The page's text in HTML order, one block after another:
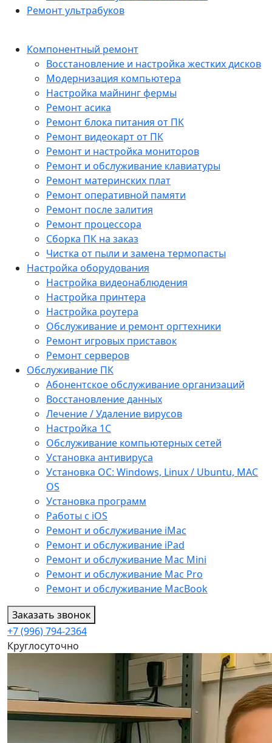
Ремонт ультрабуков
Компонентный ремонт
Восстановление и настройка жестких дисков
Модернизация компьютера
Настройка майнинг фермы
Ремонт асика
Ремонт блока питания от ПК
Ремонт видеокарт от ПК
Ремонт и настройка мониторов
Ремонт и обслуживание клавиатуры
Ремонт материнских плат
Ремонт оперативной памяти
Ремонт после залития
Ремонт процессора
Сборка ПК на заказ
Чистка от пыли и замена термопасты
Настройка оборудования
Настройка видеонаблюдения
Настройка принтера
Настройка роутера
Обслуживание и ремонт оргтехники
Ремонт игровых приставок
Ремонт серверов
Обслуживание ПК
Абонентское обслуживание организаций
Восстановление данных
Лечение / Удаление вирусов
Настройка 1С
Обслуживание компьютерных сетей
Установка антивируса
Установка ОС: Windows, Linux / Ubuntu, МАС
OS
Установка программ
Работы с iOS
Ремонт и обслуживание iMac
Ремонт и обслуживание iPad
Ремонт и обслуживание Mac Mini
Ремонт и обслуживание Mac Pro
Ремонт и обслуживание MacBook
Заказать звонок
+7 (996) 794-2364
Круглосуточно